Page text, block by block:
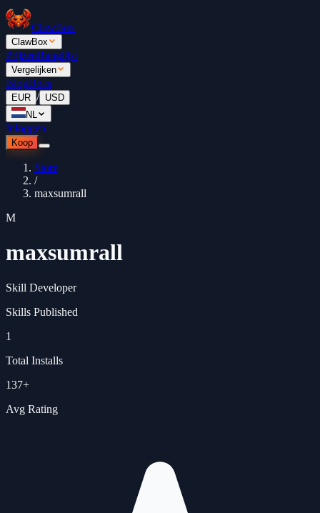
ClawBox
ClawBox
PrijzenRanglijst
Vergelijken
BlogDocs
EUR / USD
NL
Inloggen
Koop
Store
/
maxsumrall
M
maxsumrall
Skill Developer
Skills Published
1
Total Installs
137+
Avg Rating